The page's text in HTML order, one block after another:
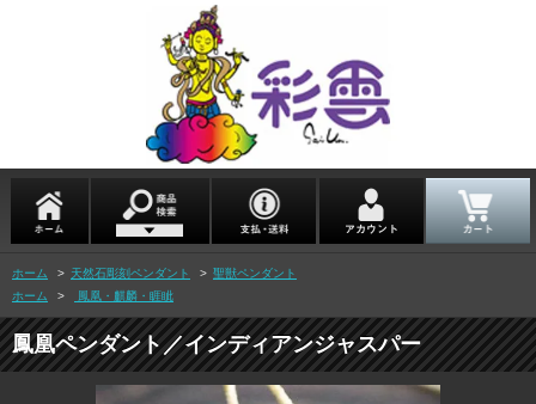
ホーム > 天然石彫刻ペンダント > 聖獣ペンダント
ホーム
> 鳳凰・麒麟・睚眦
鳳凰ペンダント／インディアンジャスパー